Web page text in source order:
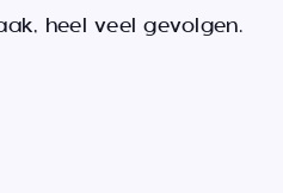
heel veel gevolgen.